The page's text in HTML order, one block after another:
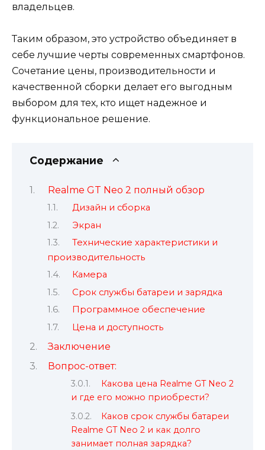
владельцев.
Таким образом, это устройство объединяет в
себе лучшие черты современных смартфонов.
Сочетание цены, производительности и
качественной сборки делает его выгодным
выбором для тех, кто ищет надежное и
функциональное решение.
Содержание
Realme GT Neo 2 полный обзор
Дизайн и сборка
Экран
Технические характеристики и
производительность
Камера
Срок службы батареи и зарядка
Программное обеспечение
Цена и доступность
Заключение
Вопрос-ответ:
Какова цена Realme GT Neo 2
и где его можно приобрести?
Каков срок службы батареи
Realme GT Neo 2 и как долго
занимает полная зарядка?